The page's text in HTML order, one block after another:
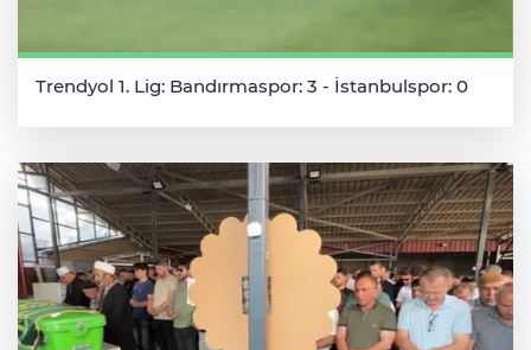
Trendyol 1. Lig: Bandırmaspor: 3 - İstanbulspor: 0